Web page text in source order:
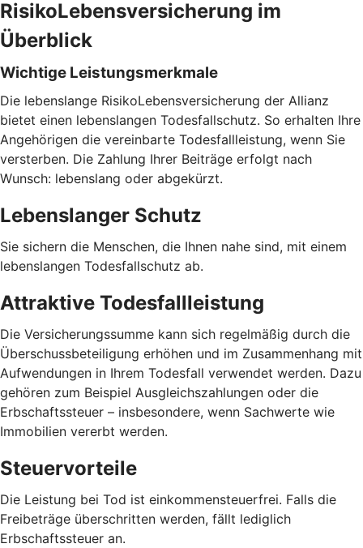
RisikoLebensversicherung im
Überblick
Wichtige Leistungsmerkmale
Die lebenslange RisikoLebensversicherung der Allianz
bietet einen lebenslangen Todesfallschutz. So erhalten Ihre
Angehörigen die vereinbarte Todesfallleistung, wenn Sie
versterben. Die Zahlung Ihrer Beiträge erfolgt nach
Wunsch: lebenslang oder abgekürzt.
Lebenslanger Schutz
Sie sichern die Menschen, die Ihnen nahe sind, mit einem
lebenslangen Todesfallschutz ab.
Attraktive Todesfallleistung
Die Versicherungssumme kann sich regelmäßig durch die
Überschussbeteiligung erhöhen und im Zusammenhang mit
Aufwendungen in Ihrem Todesfall verwendet werden. Dazu
gehören zum Beispiel Ausgleichszahlungen oder die
Erbschaftssteuer – insbesondere, wenn Sachwerte wie
Immobilien vererbt werden.
Steuervorteile
Die Leistung bei Tod ist einkommensteuerfrei. Falls die
Freibeträge überschritten werden, fällt lediglich
Erbschaftssteuer an.